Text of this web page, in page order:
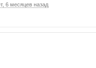
6 месяцев назад